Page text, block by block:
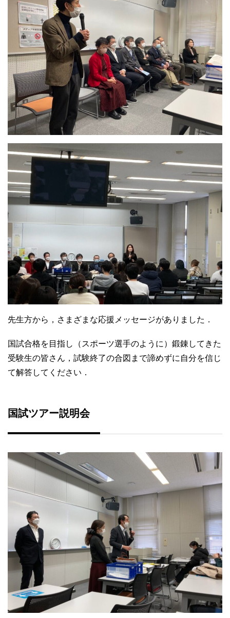
先生方から，さまざまな応援メッセージがありました．
国試合格を目指し（スポーツ選手のように）鍛錬してきた
受験生の皆さん，試験終了の合図まで諦めずに自分を信じ
て解答してください．
国試ツアー説明会